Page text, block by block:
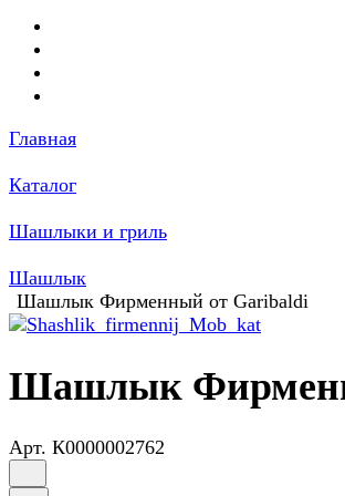
Главная
Каталог
Шашлыки и гриль
Шашлык
Шашлык Фирменный от Garibaldi
Шашлык
Арт. К0000002762